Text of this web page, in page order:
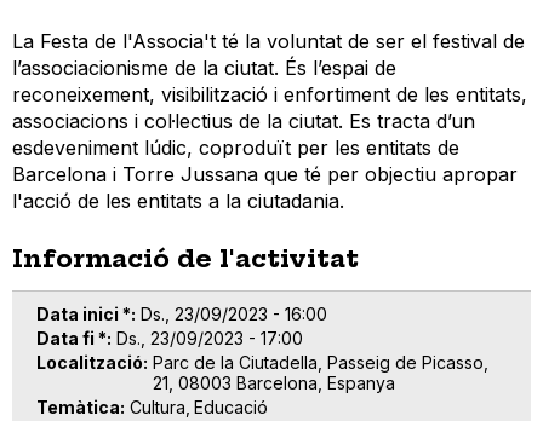
La Festa de l'Associa't té la voluntat de ser el festival de
l’associacionisme de la ciutat. És l’espai de
reconeixement, visibilització i enfortiment de les entitats,
associacions i col·lectius de la ciutat. Es tracta d’un
esdeveniment lúdic, coproduït per les entitats de
Barcelona i Torre Jussana que té per objectiu apropar
l'acció de les entitats a la ciutadania.
Informació de l'activitat
Data inici * Ds., 23/09/2023 - 16:00
Data fi * Ds., 23/09/2023 - 17:00
Localització Parc de la Ciutadella, Passeig de Picasso,
21, 08003 Barcelona, Espanya
Temàtica Cultura Educació